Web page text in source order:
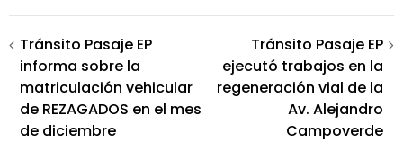
Navegación
de
entradas
Tránsito Pasaje EP
informa sobre la
matriculación vehicular
de REZAGADOS en el mes
de diciembre
Tránsito Pasaje EP
ejecutó trabajos en la
regeneración vial de la
Av. Alejandro
Campoverde